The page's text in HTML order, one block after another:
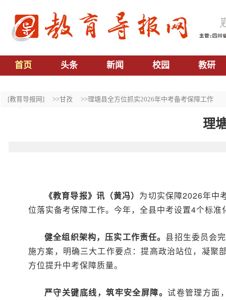
首页 头条 新闻 校园 教研
[教育导报网] >>甘孜 >>理塘县全方位抓实2026年中考备考保障工作
理
《教育导报》讯（黄冯） 为切实保障2026年中
位落实备考保障工作。今年，全县中考设置4个标
健全组织架构，压实工作责任。 县招生委员会
施方案，明确三大工作要点：提高政治站位，凝聚
方位提升中考保障质量。
严守关键底线，筑牢安全屏障。试卷管理方面